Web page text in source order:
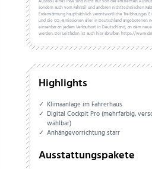
Ausstoß eines Pkw sind nicht nur von der effizienten
sondern auch vom Fahrstil und anderen nichttechnischen
Erderwärmung hauptsächlich verantwortliche Treibhausgas.
und die CO₂-Emissionen aller in Deutschland
einsehbar an jedem Verkaufsort in Deutschland, an dem
werden. Der Leitfaden ist auch hier abrufbar: https://
Highlights
Klimaanlage im Fahrerhaus
Digital Cockpit Pro (mehrfarbig,
wählbar)
Anhängevorrichtung starr
Ausstattungspakete